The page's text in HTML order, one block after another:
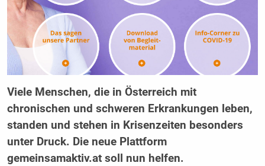
Viele Menschen, die in Österreich mit
chronischen und schweren Erkrankungen leben,
standen und stehen in Krisenzeiten besonders
unter Druck. Die neue Plattform
gemeinsamaktiv.at soll nun helfen.